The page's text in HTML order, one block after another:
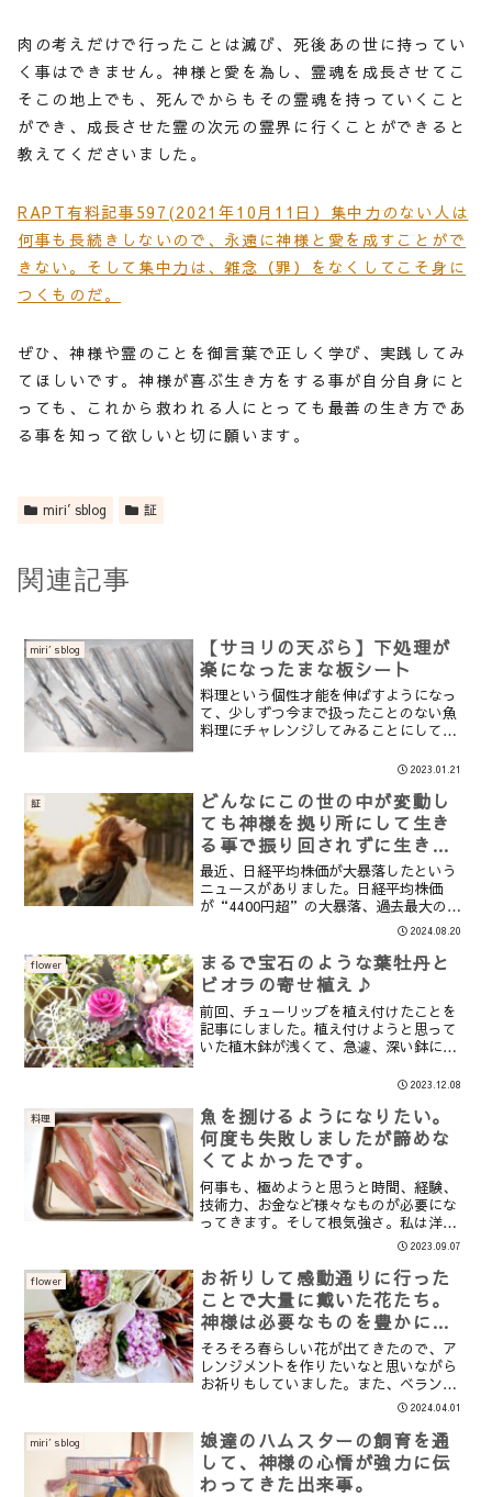
肉の考えだけで行ったことは滅び、死後あの世に持ってい
く事はできません。神様と愛を為し、霊魂を成長させてこ
そこの地上でも、死んでからもその霊魂を持っていくこと
ができ、成長させた霊の次元の霊界に行くことができると
教えてくださいました。
RAPT有料記事597(2021年10月11日）集中力のない人は
何事も長続きしないので、永遠に神様と愛を成すことがで
きない。そして集中力は、雑念（罪）をなくしてこそ身に
つくものだ。
ぜひ、神様や霊のことを御言葉で正しく学び、実践してみ
てほしいです。神様が喜ぶ生き方をする事が自分自身にと
っても、これから救われる人にとっても最善の生き方であ
る事を知って欲しいと切に願います。
miri′sblog 証
関連記事
miri′sblog
【サヨリの天ぷら】下処理が
楽になったまな板シート
料理という個性才能を伸ばすようになっ
て、少しずつ今まで扱ったことのない魚
料理にチャレンジしてみることにしてい
(漬けてあるものを焼くだけ）、フライ、
ゃんとできていなくて小...
2023.01.21
証
どんなにこの世の中が変動し
ても神様を拠り所にして生き
る事で振り回されずに生きる
ことができる。
最近、日経平均株価が大暴落したという
ニュースがありました。日経平均株価
が“4400円超”の大暴落、過去最大の下
落 日本株式市場から1日で85兆円が消え
るNISAなどの株に投資している人達から
は、不安や心配の声が上がっているよう
です。株に投資...
2024.08.20
flower
まるで宝石のような葉牡丹と
ビオラの寄せ植え♪
前回、チューリップを植え付けたことを
記事にしました。植え付けようと思って
いた植木鉢が浅くて、急遽、深い鉢に入
なくなり、残念な寄せ植えになってしま
鉢に、何か合う花はないか...
2023.12.08
料理
魚を捌けるようになりたい。
何度も失敗しましたが諦めな
くてよかったです。
何事も、極めようと思うと時間、経験、
技術力、お金など様々なものが必要にな
ってきます。そして根気強さ。私は洋裁
（服作り）、料理、お花など、特に2023
年に入って色々と始めさせていだきまし
た。どれも今までやったことに挑戦する
ので、とっても新鮮で...
2023.09.07
flower
お祈りして感動通りに行った
ことで大量に戴いた花たち。
神様は必要なものを豊かに与
えてくださります。
そろそろ春らしい花が出てきたので、ア
レンジメントを作りたいなと思いながら
お祈りもしていました。また、ベランダ
で育てる花を迎えるためにも、土を再生
したりして準備をしていました。明け方
のお祈りの中で、ふと、そろそろ植え付
ける花を買いに行ってよい...
2024.04.01
miri′sblog
娘達のハムスターの飼育を通
して、神様の心情が強力に伝
わってきた出来事。